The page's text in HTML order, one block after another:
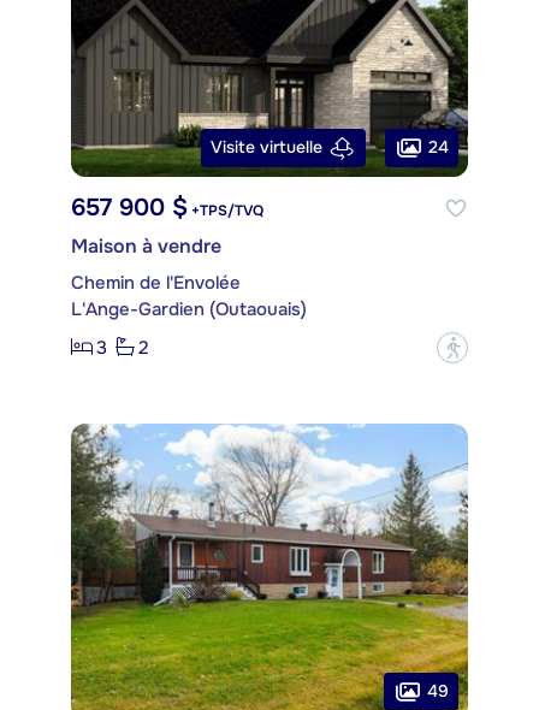
Visite virtuelle 24
657 900 $ +TPS/TVQ
Maison à vendre
Chemin de l'Envolée
L'Ange-Gardien (Outaouais)
3
2 ?
49